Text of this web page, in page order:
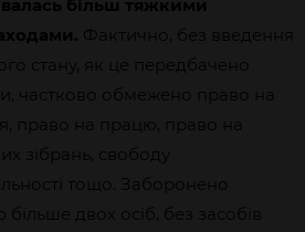
більш тяжкими
Фактично, без введення
стану, як це передбачено
частково обмежено право на
право на працю, право на
зібрань, свободу
тощо. Заборонено
двох осіб, без засобів